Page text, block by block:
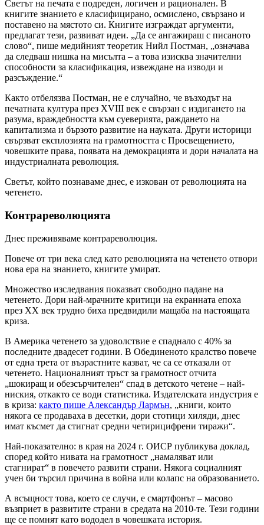
Светът на печата е подреден, логичен и рационален. В
книгите знанието е класифицирано, осмислено, свързано и
поставено на мястото си. Книгите изграждат аргументи,
предлагат тези, развиват идеи. „Да се ангажираш с писаното
слово“, пише медийният теоретик Нийл Постман, „означава
да следваш нишка на мисълта – а това изисква значителни
способности за класификация, извеждане на изводи и
разсъждение.“
Както отбелязва Постман, не е случайно, че възходът на
печатната култура през XVIII век е свързан с издигането на
разума, враждебността към суеверията, раждането на
капитализма и бързото развитие на науката. Други историци
свързват експлозията на грамотността с Просвещението,
човешките права, появата на демокрацията и дори началата на
индустриалната революция.
Светът, който познаваме днес, е изкован от революцията на
четенето.
Контрареволюцията
Днес преживяваме контрареволюция.
Повече от три века след като революцията на четенето отвори
нова ера на знанието, книгите умират.
Множество изследвания показват свободно падане на
четенето. Дори най-мрачните критици на екранната епоха
през XX век трудно биха предвидили мащаба на настоящата
криза.
В Америка четенето за удоволствие е спаднало с 40% за
последните двадесет години. В Обединеното кралство повече
от една трета от възрастните казват, че са се отказали от
четенето. Националният тръст за грамотност отчита
„шокиращ и обезсърчителен“ спад в детското четене – най-
ниския, откакто се води статистика. Издателската индустрия е
в криза: както пише Александър Лармън, „книги, които
някога се продаваха в десетки, дори стотици хиляди, днес
имат късмет да стигнат средни четирицифрени тиражи“.
Най-показателно: в края на 2024 г. ОИСР публикува доклад,
според който нивата на грамотност „намаляват или
стагнират“ в повечето развити страни. Някога социалният
учен би търсил причина в война или колапс на образованието.
А всъщност това, което се случи, е смартфонът – масово
възприет в развитите страни в средата на 2010-те. Тези години
ще се помнят като вододел в човешката история.